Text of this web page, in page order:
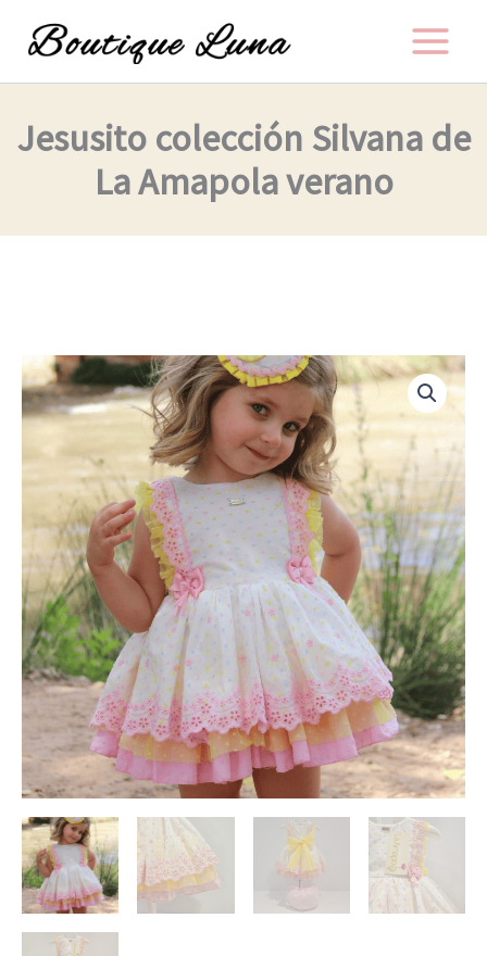
Jesusito colección Silvana de
La Amapola verano